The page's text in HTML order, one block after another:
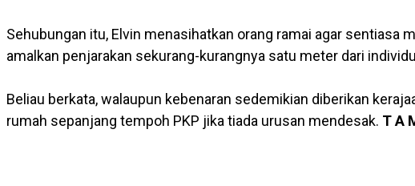
Sehubungan itu, Elvin menasihatkan orang ramai agar sentiasa
amalkan penjarakan sekurang-kurangnya satu meter dari
Beliau berkata, walaupun kebenaran sedemikian diberikan
rumah sepanjang tempoh PKP jika tiada urusan mendesak. T A